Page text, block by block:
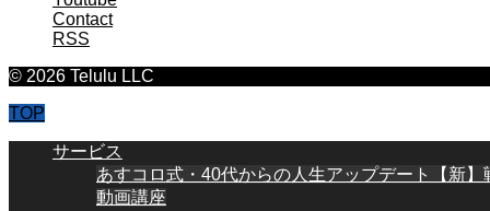
Contact
RSS
© 2026 Telulu LLC
TOP
サービス
あすコロ式・40代からの人生アップデート【新
動画講座